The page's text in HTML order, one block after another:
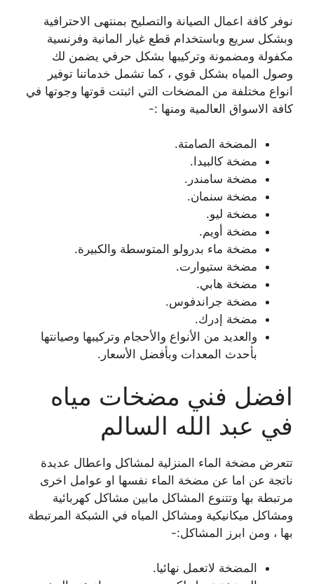
نوفر كافة اعمال الصيانة والتصليح بمنتهى الاحترافية
وبشكل سريع وباستخدام قطع غيار المانية وفرنسية
مكفولة ومضمونة وتركيبها بشكل حرفي يضمن لك
وصول المياه بشكل قوي ، كما تشمل خدماتنا توفير
انواع مختلفة من المضخات التي اثبتت قوتها وجوتها في
كافة الاسواق العالمية ومنها :-
المضخة الصامتة.
مضخة كالبيدا.
مضخة سامندر.
مضخة سنمان.
مضخة ليو.
مضخة أويم.
مضخة ماء بدرولو المتوسطة والكبيرة.
مضخة ستيوارت.
مضخة هابي.
مضخة جراندفوس.
مضخة إدرك.
والعديد من الأنواع والأحجام وتركيبها وصيانتها
بأحدث المعدات وبأفضل الأسعار.
افضل فني مضخات مياه
في عبد الله السالم
تتعرض مضخة الماء المنزلية لمشاكل واعطال عديدة
ناتجة عن اما عن مضخة الماء نفسها او عوامل اخرى
مرتبطة بها وتتنوع المشاكل مابين مشاكل كهربائية
ومشاكل ميكانيكية ومشاكل المياه في الشبكة المرتبطة
بها ، ومن ابرز المشاكل:-
المضخة لاتعمل نهائيا.